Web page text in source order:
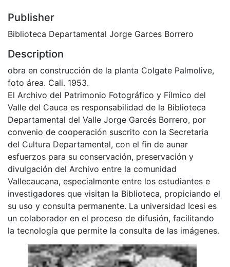
Publisher
Biblioteca Departamental Jorge Garces Borrero
Description
obra en construcción de la planta Colgate Palmolive,
foto área. Cali. 1953.
El Archivo del Patrimonio Fotográfico y Fílmico del
Valle del Cauca es responsabilidad de la Biblioteca
Departamental del Valle Jorge Garcés Borrero, por
convenio de cooperación suscrito con la Secretaria
del Cultura Departamental, con el fin de aunar
esfuerzos para su conservación, preservación y
divulgación del Archivo entre la comunidad
Vallecaucana, especialmente entre los estudiantes e
investigadores que visitan la Biblioteca, propiciando el
su uso y consulta permanente. La universidad Icesi es
un colaborador en el proceso de difusión, facilitando
la tecnología que permite la consulta de las imágenes.